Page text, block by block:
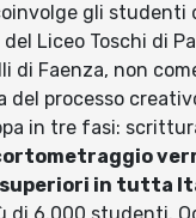
gli studenti
Liceo Toschi di
di Faenza, non
processo
in tre fasi:
cortometraggio
in tutta